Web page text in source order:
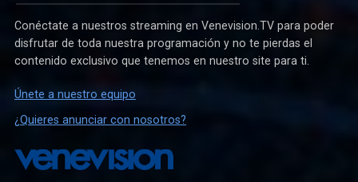
Conéctate a nuestros streaming en Venevision.TV para poder
disfrutar de toda nuestra programación y no te pierdas el
contenido exclusivo que tenemos en nuestro site para ti.
Únete a nuestro equipo
¿Quieres anunciar con nosotros?